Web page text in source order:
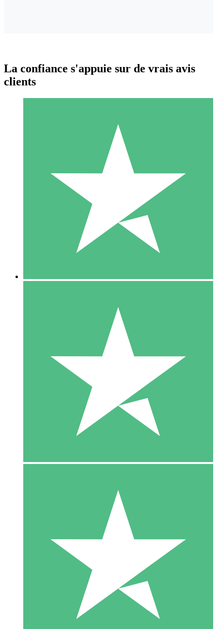
Packs de Crédits Individuels
Payez à l'utilisation avec des crédits de téléchargement. Sans
1 Téléchargement
10 00
10 Téléchargements
20 00
La confiance s'appuie sur de vrais avis
clients